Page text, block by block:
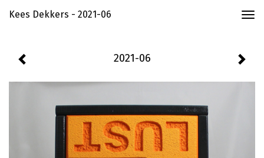
Kees Dekkers - 2021-06
2021-06